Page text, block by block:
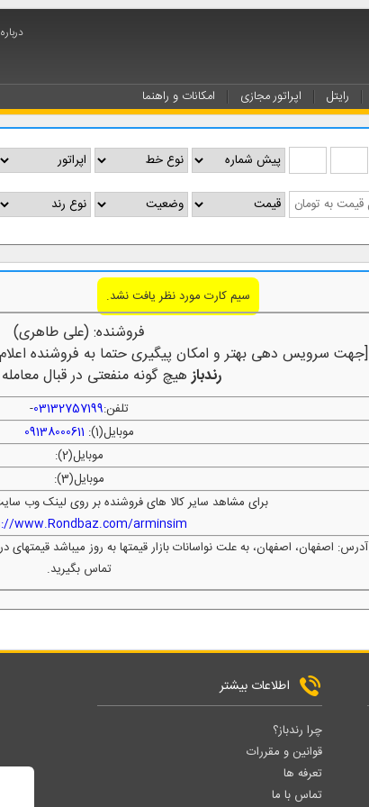
درباره arminsim
رایتل اپراتور مجازی امکانات و راهنما
سیم کارت مورد نظر یافت نشد.
فروشنده: (علی طاهری)
[جهت سرویس دهی بهتر و امکان پیگیری حتما به فروشنده اعلام
رندبازهیچ گونه منفعتی در قبال
تلفن:03132757199
-
موبایل(1):
09138000611
موبایل(2):
موبایل(3):
برای مشاهد سایر کالا های فروشنده بر روی لینک وب
www.Rondbaz.com/arminsim
آدرس: اصفهان، اصفهان، به علت نواسانات بازار قیمتها به روز میباشد
تماس بگیرید.
اطلاعات بیشتر
چرا رندباز؟
قوانین و مقررات
تعرفه ها
تماس با ما